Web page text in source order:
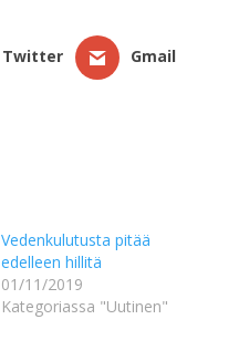
Twitter Gmail
Vedenkulutusta pitää
edelleen hillitä
01/11/2019
Kategoriassa "Uutinen"